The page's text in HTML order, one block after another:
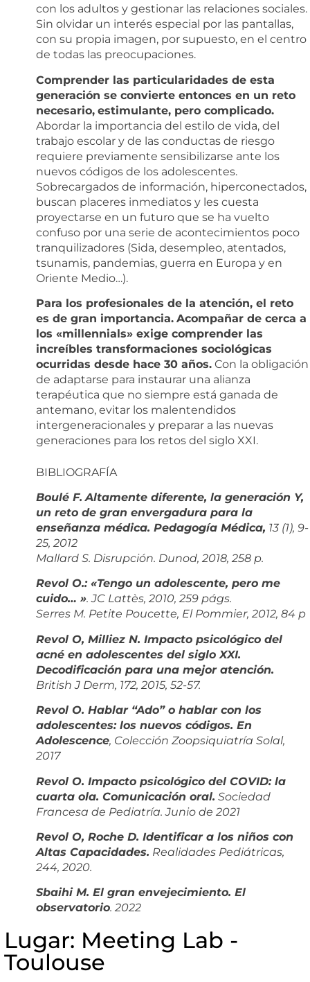
con los adultos y gestionar las relaciones sociales.
Sin olvidar un interés especial por las pantallas,
con su propia imagen, por supuesto, en el centro
de todas las preocupaciones.
Comprender las particularidades de esta
generación se convierte entonces en un reto
necesario, estimulante, pero complicado.
Abordar la importancia del estilo de vida, del
trabajo escolar y de las conductas de riesgo
requiere previamente sensibilizarse ante los
nuevos códigos de los adolescentes.
Sobrecargados de información, hiperconectados,
buscan placeres inmediatos y les cuesta
proyectarse en un futuro que se ha vuelto
confuso por una serie de acontecimientos poco
tranquilizadores (Sida, desempleo, atentados,
tsunamis, pandemias, guerra en Europa y en
Oriente Medio…).
Para los profesionales de la atención, el reto
es de gran importancia. Acompañar de cerca a
los «millennials» exige comprender las
increíbles transformaciones sociológicas
ocurridas desde hace 30 años. Con la obligación
de adaptarse para instaurar una alianza
terapéutica que no siempre está ganada de
antemano, evitar los malentendidos
intergeneracionales y preparar a las nuevas
generaciones para los retos del siglo XXI.
BIBLIOGRAFÍA
Boulé F. Altamente diferente, la generación Y,
un reto de gran envergadura para la
enseñanza médica. Pedagogía Médica, 13 (1), 9-
25, 2012
Mallard S. Disrupción. Dunod, 2018, 258 p.
Revol O.: «Tengo un adolescente, pero me
cuido… ». JC Lattès, 2010, 259 págs.
Serres M. Petite Poucette, El Pommier, 2012, 84 p
Revol O, Milliez N. Impacto psicológico del
acné en adolescentes del siglo XXI.
Decodificación para una mejor atención.
British J Derm, 172, 2015, 52-57.
Revol O. Hablar “Ado” o hablar con los
adolescentes: los nuevos códigos. En
Adolescence, Colección Zoopsiquiatría Solal,
2017
Revol O. Impacto psicológico del COVID: la
cuarta ola. Comunicación oral. Sociedad
Francesa de Pediatría. Junio de 2021
Revol O, Roche D. Identificar a los niños con
Altas Capacidades. Realidades Pediátricas,
244, 2020.
Sbaihi M. El gran envejecimiento. El
observatorio. 2022
Lugar: Meeting Lab -
Toulouse